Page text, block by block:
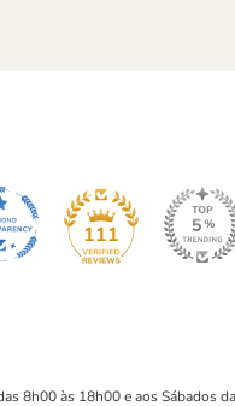
111
8h00 às 18h00 e aos